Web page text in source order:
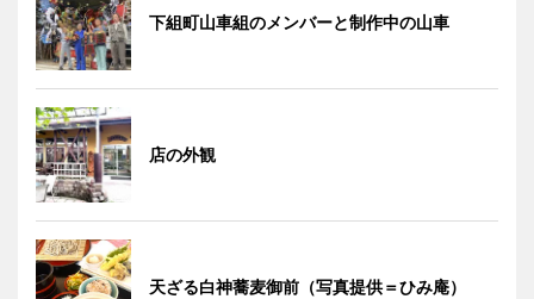
下組町山車組のメンバーと制作中の山車
店の外観
天ざる白神蕎麦御前（写真提供＝ひみ庵）